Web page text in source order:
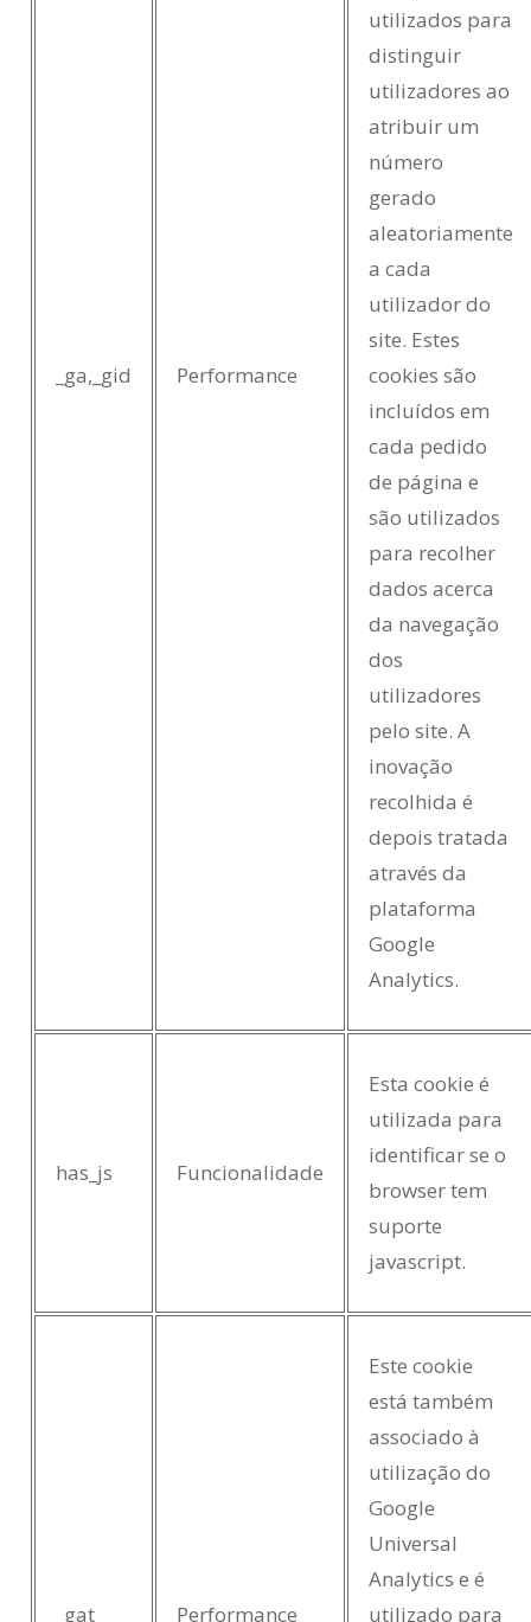
_ga,_gid Performance
utilizados para
distinguir
utilizadores ao
atribuir um
número
gerado
aleatoriamente
a cada
utilizador do
site. Estes
cookies são
incluídos em
cada pedido
de página e
são utilizados
para recolher
dados acerca
da navegação
dos
utilizadores
pelo site. A
inovação
recolhida é
depois tratada
através da
plataforma
Google
Analytics.
has_js Funcionalidade
Esta cookie é
utilizada para
identificar se o
browser tem
suporte
javascript.
_gat Performance
Este cookie
está também
associado à
utilização do
Google
Universal
Analytics e é
utilizado para